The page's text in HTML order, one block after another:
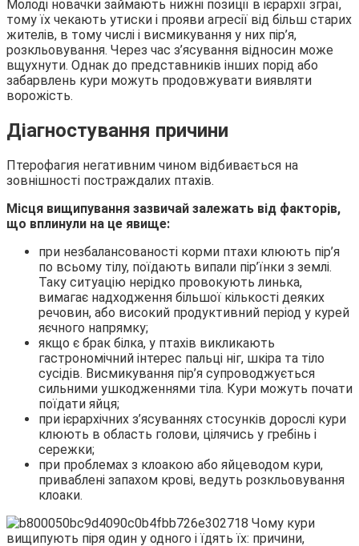
Молоді новачки займають нижні позиції в ієрархії зграї,
тому їх чекають утиски і прояви агресії від більш старих
жителів, в тому числі і висмикування у них пір’я,
розкльовування. Через час з’ясування відносин може
вщухнути. Однак до представників інших порід або
забарвлень кури можуть продовжувати виявляти
ворожість.
Діагностування причини
Птерофагия негативним чином відбивається на
зовнішності постраждалих птахів.
Місця вищипування зазвичай залежать від факторів,
що вплинули на це явище:
при незбалансованості корми птахи клюють пір’я
по всьому тілу, поїдають випали пір’їнки з землі.
Таку ситуацію нерідко провокують линька,
вимагає надходження більшої кількості деяких
речовин, або високий продуктивний період у курей
яєчного напрямку;
якщо є брак білка, у птахів викликають
гастрономічний інтерес пальці ніг, шкіра та тіло
сусідів. Висмикування пір’я супроводжується
сильними ушкодженнями тіла. Кури можуть почати
поїдати яйця;
при ієрархічних з’ясуваннях стосунків дорослі кури
клюють в область голови, цілячись у гребінь і
сережки;
при проблемах з клоакою або яйцеводом кури,
приваблені запахом крові, ведуть розкльовування
клоаки.